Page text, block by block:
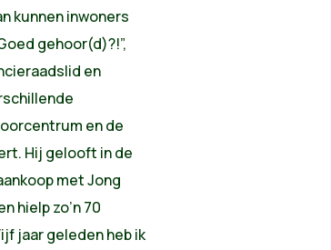
kunnen inwoners
gehoor(d)?!”,
en
en de
Hij gelooft in de
met Jong
hielp zo’n 70
jaar geleden heb ik